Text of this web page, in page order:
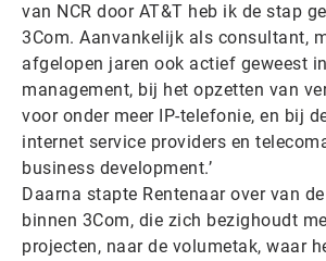
van NCR door AT&T heb ik de stap
3Com. Aanvankelijk als consultant,
afgelopen jaren ook actief geweest
management, bij het opzetten van
voor onder meer IP-telefonie, en bij
internet service providers en
business development.’
Daarna stapte Rentenaar over van de
binnen 3Com, die zich bezighoudt
projecten, naar de volumetak, waar